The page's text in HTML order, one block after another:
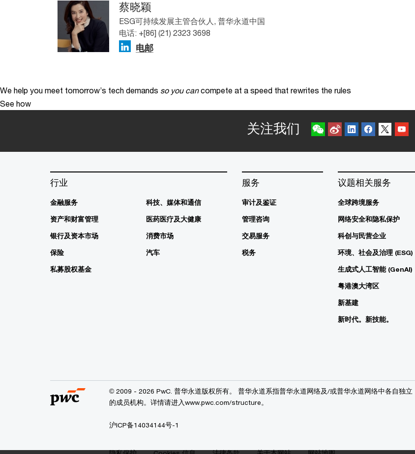
蔡晓颖
ESG可持续发展主管合伙人, 普华永道中国
电话: +[86] (21) 2323 3698
电邮
We help you meet tomorrow’s tech demands so you can compete at a speed that rewrites the rules
See how
关注我们
行业
金融服务
资产和财富管理
银行及资本市场
保险
私募股权基金
科技、媒体和通信
医药医疗及大健康
消费市场
汽车
服务
审计及鉴证
管理咨询
交易服务
税务
议题相关服务
全球跨境服务
网络安全和隐私保护
科创与民营企业
环境、社会及治理 (ESG)
生成式人工智能 (GenAI)
粤港澳大湾区
新基建
新时代。新技能。
© 2009 - 2026 PwC. 普华永道版权所有。 普华永道系指普华永道网络及/或普华永道网络中各自独立
的成员机构。详情请进入www.pwc.com/structure。
沪ICP备14034144号-1